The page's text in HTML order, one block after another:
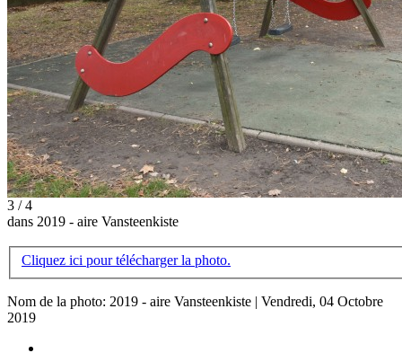
3 / 4
dans 2019 - aire Vansteenkiste
Cliquez ici pour télécharger la photo.
Nom de la photo: 2019 - aire Vansteenkiste | Vendredi, 04 Octobre
2019